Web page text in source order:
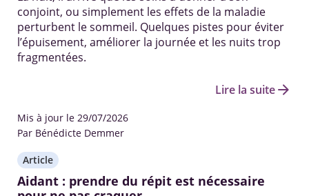
conjoint, ou simplement les effets de la maladie
perturbent le sommeil. Quelques pistes pour éviter
l’épuisement, améliorer la journée et les nuits trop
fragmentées.
Lire la suitearrow_forward
Mis à jour le 29/07/2026
Par Bénédicte Demmer
Article
Aidant : prendre du répit est nécessaire